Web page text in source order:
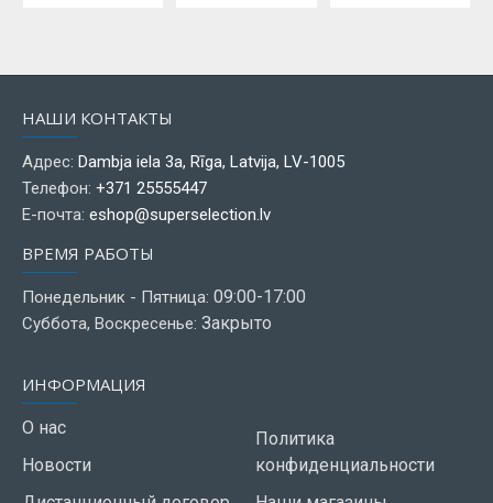
НАШИ КОНТАКТЫ
Адрес: Dambja iela 3a, Rīga, Latvija, LV-1005
Телефон: +371 25555447
Е-почта: eshop@superselection.lv
ВРЕМЯ РАБОТЫ
Понедельник - Пятница: 09:00-17:00
Суббота, Воскресенье: Закрыто
ИНФОРМАЦИЯ
О нас
Новости
Политика
конфиденциальности